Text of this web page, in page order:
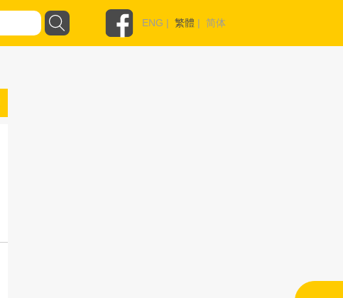
ENG | 繁體 | 简体